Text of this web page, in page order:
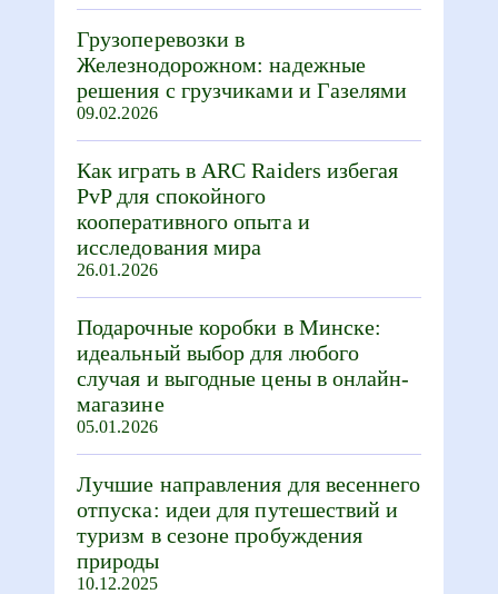
Грузоперевозки в
Железнодорожном: надежные
решения с грузчиками и Газелями
09.02.2026
Как играть в ARC Raiders избегая
PvP для спокойного
кооперативного опыта и
исследования мира
26.01.2026
Подарочные коробки в Минске:
идеальный выбор для любого
случая и выгодные цены в онлайн-
магазине
05.01.2026
Лучшие направления для весеннего
отпуска: идеи для путешествий и
туризм в сезоне пробуждения
природы
10.12.2025